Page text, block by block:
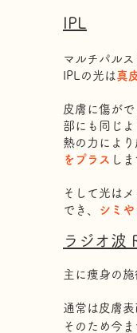
IPL
マルチパル
IPLの光は 真
皮膚に傷が
部にも同じよ
熱の力によ
をプラス しま
そして光は
でき、
シミ
ラジオ波​
主に痩身の
通常は皮膚
そのため今